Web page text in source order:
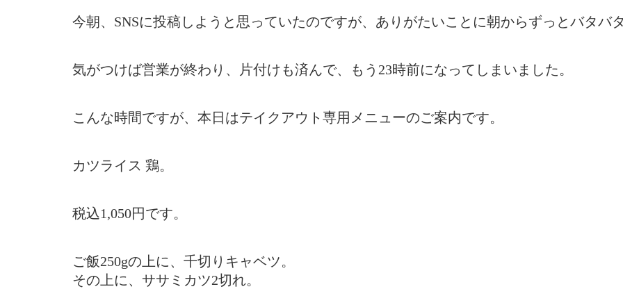
今朝、SNSに投稿しようと思っていたのですが、ありがたいことに朝からずっとバタバ
気がつけば営業が終わり、片付けも済んで、もう23時前になってしまいました。
こんな時間ですが、本日はテイクアウト専用メニューのご案内です。
カツライス 鶏。
税込1,050円です。
ご飯250gの上に、千切りキャベツ。
その上に、ササミカツ2切れ。